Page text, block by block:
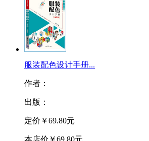
服装配色设计手册...
作者：
出版：
定价 ￥69.80元
本店价 ￥69.80元